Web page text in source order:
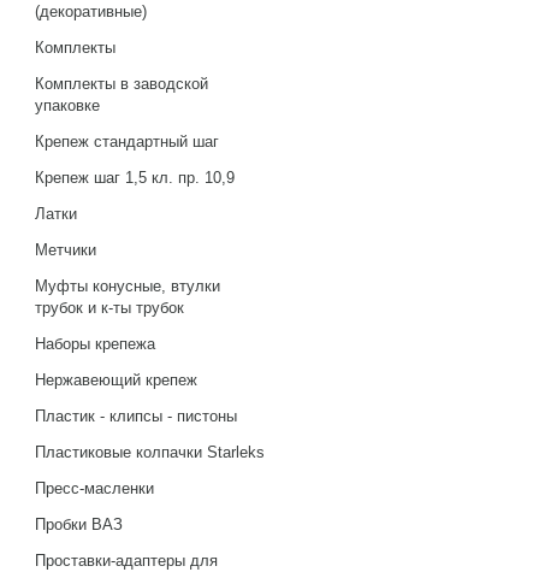
(декоративные)
Комплекты
Комплекты в заводской
упаковке
Крепеж стандартный шаг
Крепеж шаг 1,5 кл. пр. 10,9
Латки
Метчики
Муфты конусные, втулки
трубок и к-ты трубок
Наборы крепежа
Нержавеющий крепеж
Пластик - клипсы - пистоны
Пластиковые колпачки Starleks
Пресс-масленки
Пробки ВАЗ
Проставки-адаптеры для